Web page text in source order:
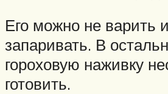
Его можно не варить
запаривать. В
гороховую наживку
готовить.